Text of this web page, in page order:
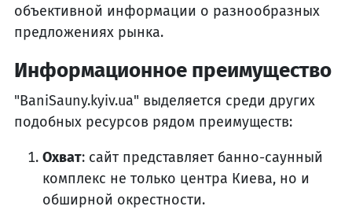
объективной информации о разнообразных
предложениях рынка.
Информационное преимущество
"BaniSauny.kyiv.ua" выделяется среди других
подобных ресурсов рядом преимуществ:
Охват: сайт представляет банно-саунный
комплекс не только центра Киева, но и
обширной окрестности.